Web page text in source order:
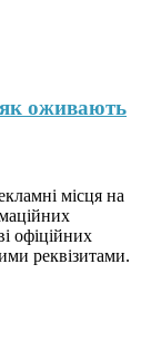
оживають
місця на
офіційних
реквізитами.